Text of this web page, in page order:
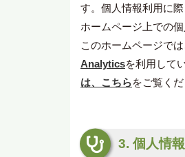
す。個人情報利用に
ホームページ上での
このホームページで
Analyticsを利用して
は、こちらをご覧くだ
3. 個人情